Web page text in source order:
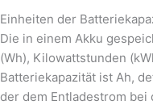
Einheiten der
Die in einem Akku
(Wh), Kilowattstunden
Batteriekapazität ist Ah,
der dem Entladestrom